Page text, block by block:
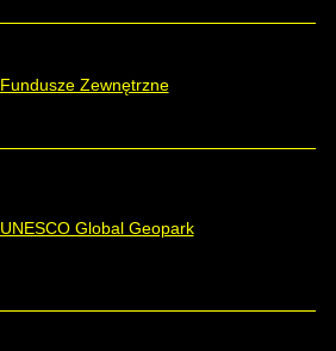
Fundusze Zewnętrzne
UNESCO Global Geopark